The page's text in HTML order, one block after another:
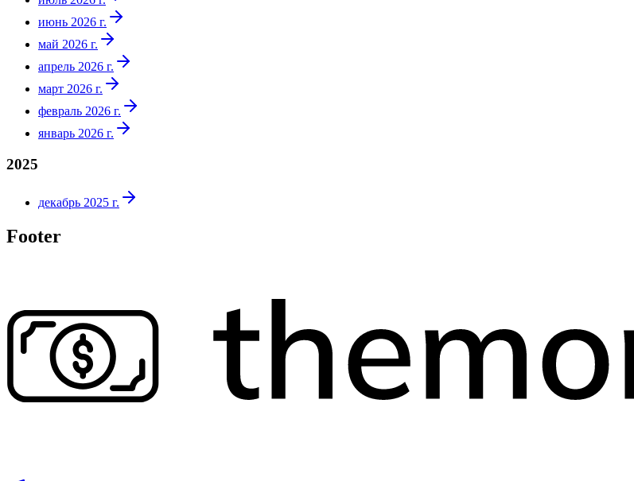
июнь 2026 г.
май 2026 г.
апрель 2026 г.
март 2026 г.
февраль 2026 г.
январь 2026 г.
2025
декабрь 2025 г.
Footer